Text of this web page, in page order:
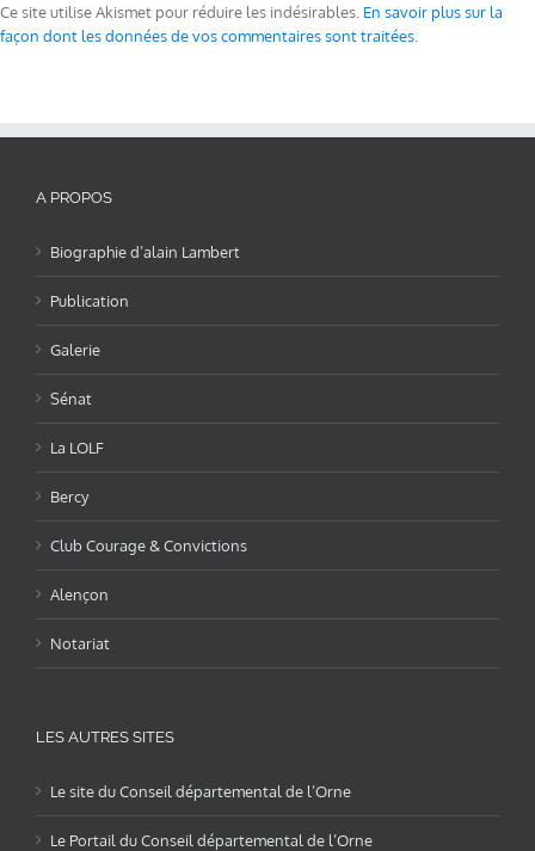
Ce site utilise Akismet pour réduire les indésirables. En savoir plus sur la
façon dont les données de vos commentaires sont traitées
A PROPOS
Biographie d’alain Lambert
Publication
Galerie
Sénat
La LOLF
Bercy
Club Courage & Convictions
Alençon
Notariat
LES AUTRES SITES
Le site du Conseil départemental de l’Orne
Le Portail du Conseil départemental de l’Orne